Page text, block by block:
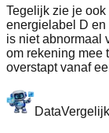
Tegelijk zie je
energielabel D en
is niet abnormaal
om rekening mee
overstapt vanaf
Data